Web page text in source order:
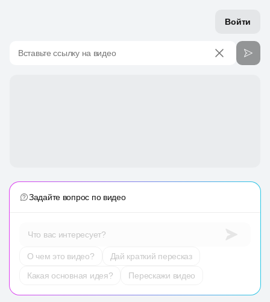
Войти
Вставьте ссылку на видео
Задайте вопрос по видео
Что вас интересует?
О чем это видео?
Дай краткий пересказ
Какая основная идея?
Перескажи видео